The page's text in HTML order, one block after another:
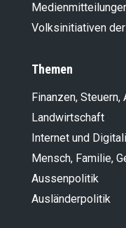
Volksinitiativen
Themen
Finanzen, Steuern,
Landwirt­schaft
Internet und
Mensch, Familie,
Aussenpolitik
Ausländer­politik